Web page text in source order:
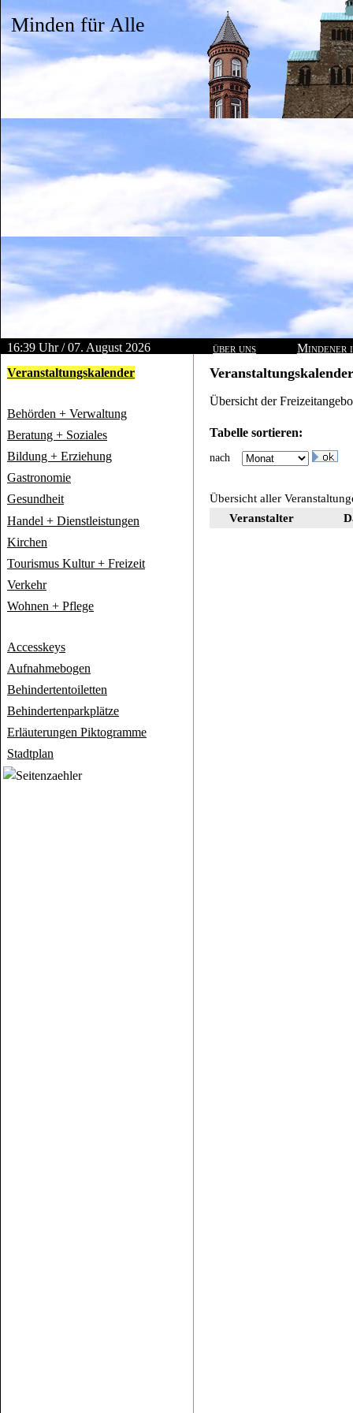
Minden für Alle
16:39 Uhr / 07. August 2026 über uns
Mindener
Veranstaltungskalender
Behörden + Verwaltung
Beratung + Soziales
Bildung + Erziehung
Gastronomie
Gesundheit
Handel + Dienstleistungen
Kirchen
Tourismus Kultur + Freizeit
Verkehr
Wohnen + Pflege
Accesskeys
Aufnahmebogen
Behindertentoiletten
Behindertenparkplätze
Erläuterungen Piktogramme
Stadtplan
Veranstaltungskalender
Übersicht der
Tabelle sortieren:
nach
Übersicht aller
Veranstalter